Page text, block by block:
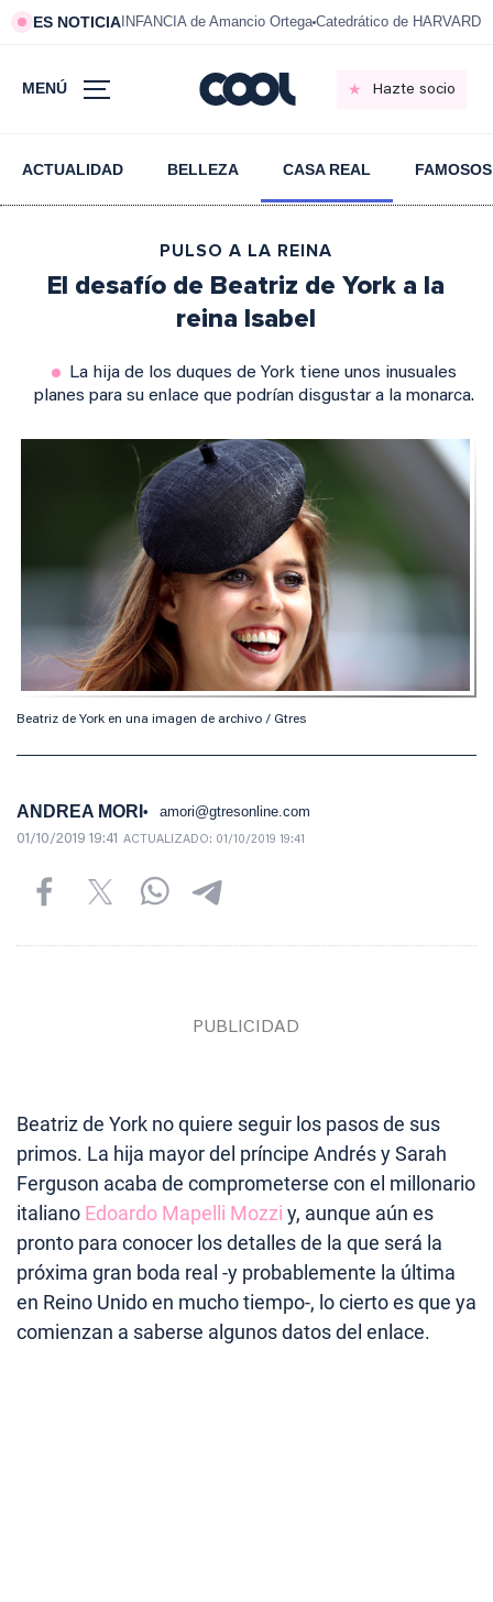
ES NOTICIA INFANCIA de Amancio Ortega Catedrático de HARVARD
MENÚ Hazte socio
ACTUALIDAD BELLEZA CASA REAL FAMOSOS
PULSO A LA REINA
El desafío de Beatriz de York a la
reina Isabel
La hija de los duques de York tiene unos inusuales
planes para su enlace que podrían disgustar a la monarca.
Beatriz de York en una imagen de archivo / Gtres
ANDREA MORI amori@gtresonline.com
01/10/2019 19:41 ACTUALIZADO: 01/10/2019 19:41
Beatriz de York no quiere seguir los pasos de sus
primos. La hija mayor del príncipe Andrés y Sarah
Ferguson acaba de comprometerse con el millonario
italiano Edoardo Mapelli Mozzi y, aunque aún es
pronto para conocer los detalles de la que será la
próxima gran boda real -y probablemente la última
en Reino Unido en mucho tiempo-, lo cierto es que ya
comienzan a saberse algunos datos del enlace.